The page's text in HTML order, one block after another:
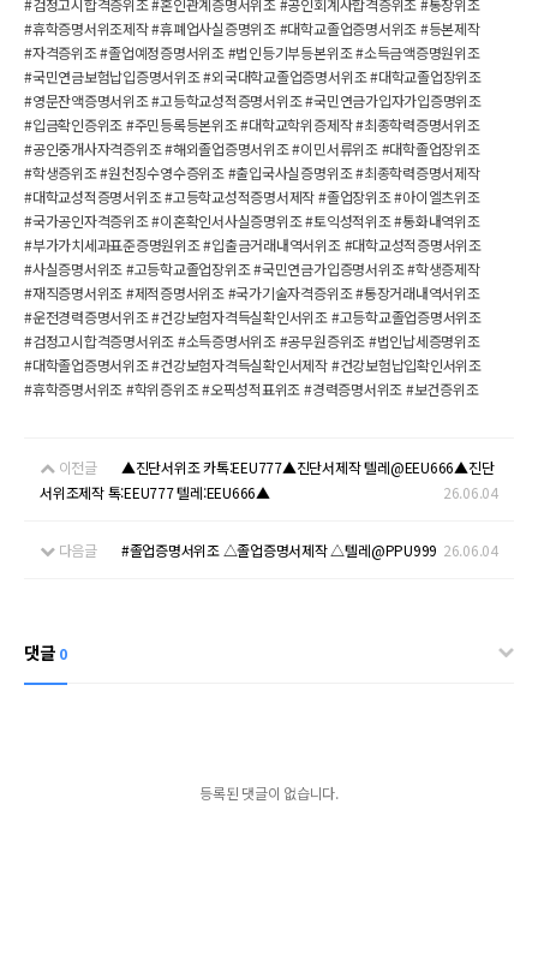
헤더설정
#휴학증명서위조제작 #휴폐업사실증명위조 #대학교졸업증명서위조 #등본제작
#자격증위조 #졸업예정증명서위조 #법인등기부등본위조 #소득금액증명원위조
#국민연금보험납입증명서위조 #외국대학교졸업증명서위조 #대학교졸업장위조
#영문잔액증명서위조 #고등학교성적증명서위조 #국민연금가입자가입증명위조
#입금확인증위조 #주민등록등본위조 #대학교학위증제작 #최종학력증명서위조
#공인중개사자격증위조 #해외졸업증명서위조 #이민서류위조 #대학졸업장위조
#학생증위조 #원천징수영수증위조 #출입국사실증명위조 #최종학력증명서제작
#대학교성적증명서위조 #고등학교성적증명서제작 #졸업장위조 #아이엘츠위조
#국가공인자격증위조 #이혼확인서사실증명위조 #토익성적위조 #통화내역위조
#부가가치세과표준증명원위조 #입출금거래내역서위조 #대학교성적증명서위조
#사실증명서위조 #고등학교졸업장위조 #국민연금가입증명서위조 #학생증제작
#재직증명서위조 #제적증명서위조 #국가기술자격증위조 #통장거래내역서위조
#운전경력증명서위조 #건강보험자격득실확인서위조 #고등학교졸업증명서위조
#검정고시합격증명서위조 #소득증명서위조 #공무원증위조 #법인납세증명위조
#대학졸업증명서위조 #건강보험자격득실확인서제작 #건강보험납입확인서위조
#휴학증명서위조 #학위증위조 #오픽성적표위조 #경력증명서위조 #보건증위조
이전글
▲진단서위조 카톡:EEU777▲진단서제작 텔레@EEU666▲진단
서위조제작 톡:EEU777 텔레:EEU666▲
26.06.04
다음글 #졸업증명서위조 △졸업증명서제작 △텔레@PPU999 26.06.04
댓글 0
등록된 댓글이 없습니다.